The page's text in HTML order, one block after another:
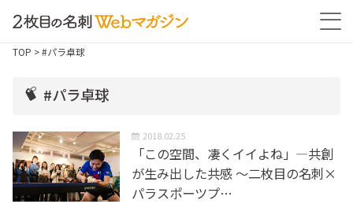
TOP > #パラ卓球
#パラ卓球
2018.02.25
「この空間、凄くイイよね」―共創
が生み出した共感 〜二枚目の名刺×
パラスポーツプ…